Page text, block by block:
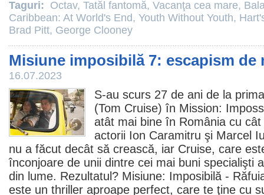
Taguri: Octav, Tatăl fantomă, Vacanţa cea mare,
Caribbean: At World's End, Youth Without Youth,
Brad Pitt, George Clooney
Misiune imposibilă 7: escapism de
16.07.2023
S-au scurs 27 de ani de la
(Tom Cruise) în Mission:
atât mai bine în România cu
actorii Ion Caramitru şi Marcel
nu a făcut decât să crească, iar Cruise, care
înconjoare de unii dintre cei mai buni specialişti
din lume. Rezultatul? Misiune: Imposibilă -
este un thriller aproape perfect, care te ţine cu